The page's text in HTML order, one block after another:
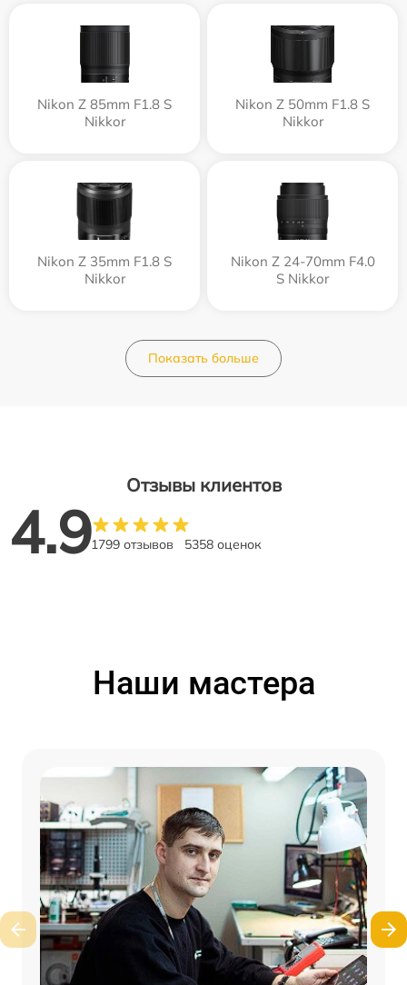
Nikon Z 85mm F1.8 S
Nikkor
Nikon Z 50mm F1.8 S
Nikkor
Nikon Z 35mm F1.8 S
Nikkor
Nikon Z 24-70mm F4.0
S Nikkor
Показать больше
Отзывы клиентов
4.91799 отзывов 5358 оценок
Наши мастера